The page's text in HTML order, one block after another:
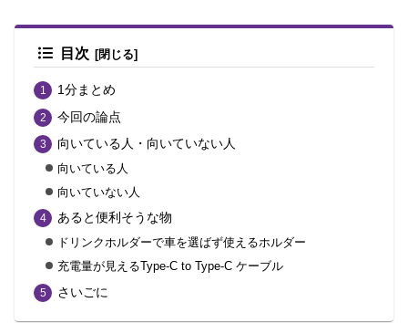
目次
1分まとめ
今回の論点
向いている人・向いていない人
向いている人
向いていない人
あると便利そうな物
ドリンクホルダーで車を選ばず使えるホルダー
充電量が見えるType-C to Type-C ケーブル
さいごに